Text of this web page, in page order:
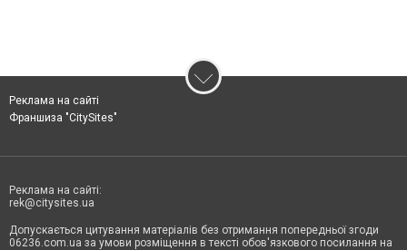
Реклама на сайті
Франшиза "CitySites"
Реклама на сайті:
rek@citysites.ua
Допускається цитування матеріалів без отримання попередньої згоди
06236.com.ua за умови розміщення в тексті обов'язкового посилання на